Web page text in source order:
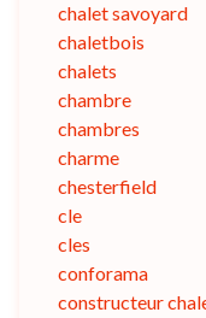
chalet savoyard
chaletbois
chalets
chambre
chambres
charme
chesterfield
cle
cles
conforama
constructeur